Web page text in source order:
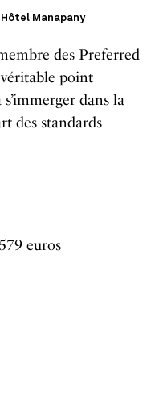
Manapany
des Preferred
véritable point
dans la
des standards
euros